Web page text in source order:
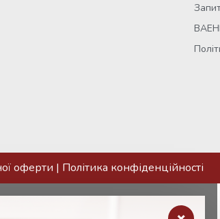
оферти | Політика конфіденційності